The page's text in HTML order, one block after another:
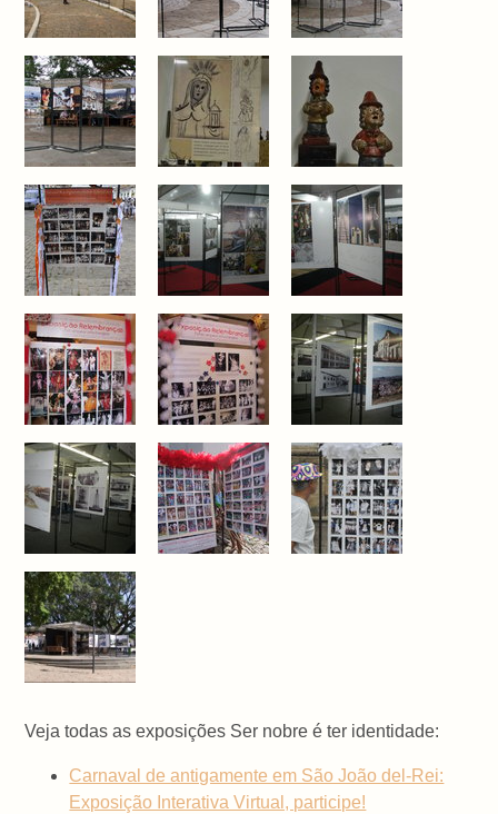
Veja todas as exposições Ser nobre é ter identidade:
Carnaval de antigamente em São João del-Rei:
Exposição Interativa Virtual, participe!